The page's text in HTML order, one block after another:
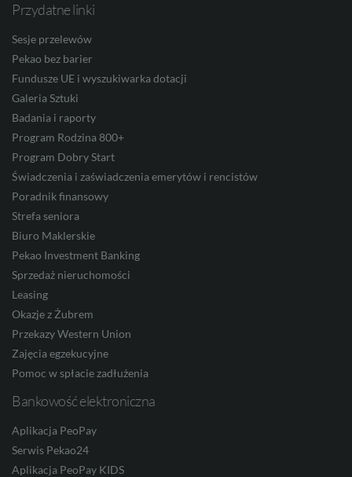
CZK
Facebook
Przydatne linki
Sesje przelewów
Pekao bez barier
Fundusze UE i wyszukiwarka dotacji
Galeria Sztuki
Badania i raporty
Program Rodzina 800+
Program Dobry Start
Świadczenia i zaświadczenia emerytów i rencistów
Poradnik finansowy
Strefa seniora
Biuro Maklerskie
Pekao Investment Banking
Sprzedaż nieruchomości
Leasing
Okazje z Żubrem
Przekazy Western Union
Zajęcia egzekucyjne
Pomoc w spłacie zadłużenia
Bankowość elektroniczna
Aplikacja PeoPay
Serwis Pekao24
Aplikacja PeoPay KIDS